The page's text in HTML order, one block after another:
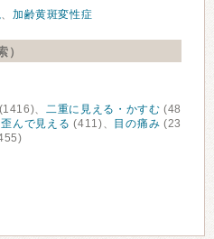
、加齢黄斑変性症
）
(1416)、 二重に見える・かすむ (48
歪んで見える (411)、 目の痛み (23